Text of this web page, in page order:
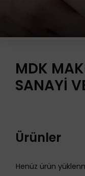
MDK
SANAYİ
Ürünler
Henüz ürün